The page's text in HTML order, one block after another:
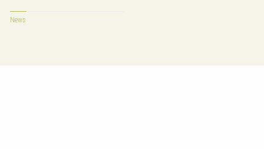
News